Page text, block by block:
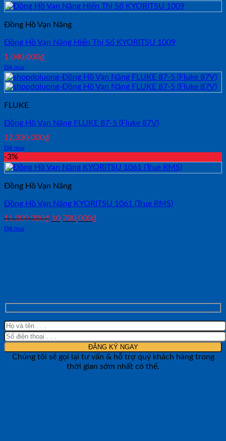
là:
1,800,000₫.
tại
là:
Đồng Hồ Vạn Năng
Đồng Hồ Vạn Năng Hiển Thị Số KYORITSU 1009
1,040,000₫
Đặt mua
FLUKE
Đồng Hồ Vạn Năng FLUKE 87-5 (Fluke 87V)
12,330,000₫
Đặt mua
-3%
Đồng Hồ Vạn Năng
Đồng Hồ Vạn Năng KYORITSU 1061 (True RMS)
11,000,000₫ Giá
10,700,000₫
Đặt mua
Chúng tôi sẽ gọi lại tư vấn & hỗ trợ quý khách hàng trong
thời gian sớm nhất có thể.